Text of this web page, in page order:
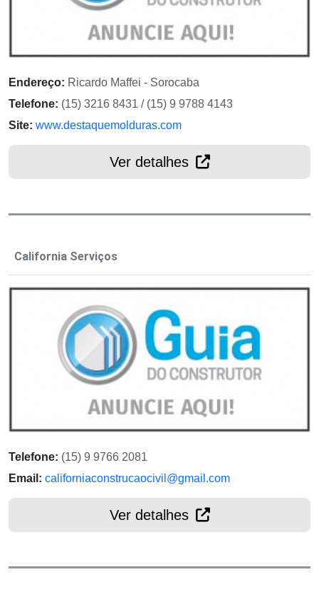
Endereço: Ricardo Maffei - Sorocaba
Telefone: (15) 3216 8431 / (15) 9 9788 4143
Site: www.destaquemolduras.com
Ver detalhes
California Serviços
Telefone: (15) 9 9766 2081
Email: californiaconstrucaocivil@gmail.com
Ver detalhes